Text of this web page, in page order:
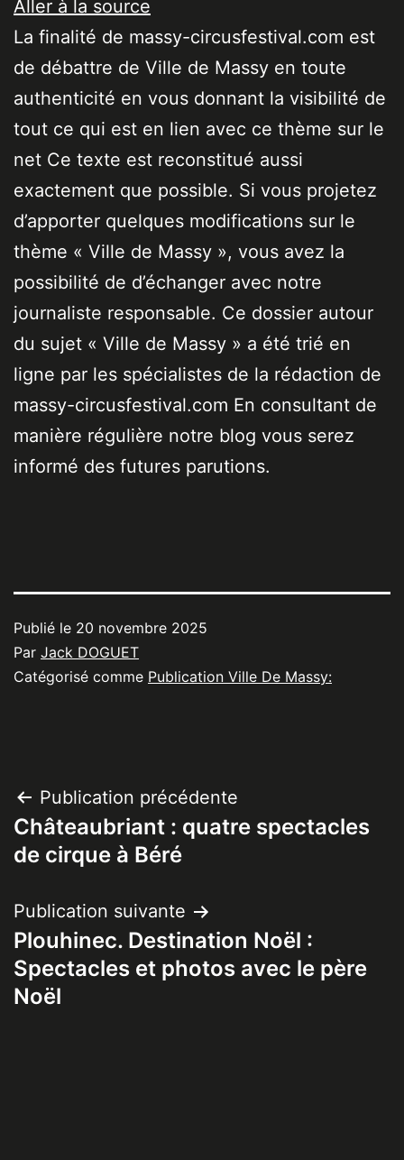
Aller à la source
La finalité de massy-circusfestival.com est
de débattre de Ville de Massy en toute
authenticité en vous donnant la visibilité de
tout ce qui est en lien avec ce thème sur le
net Ce texte est reconstitué aussi
exactement que possible. Si vous projetez
d’apporter quelques modifications sur le
thème « Ville de Massy », vous avez la
possibilité de d’échanger avec notre
journaliste responsable. Ce dossier autour
du sujet « Ville de Massy » a été trié en
ligne par les spécialistes de la rédaction de
massy-circusfestival.com En consultant de
manière régulière notre blog vous serez
informé des futures parutions.
Publié le 20 novembre 2025
Par Jack DOGUET
Catégorisé comme Publication Ville De Massy:
Navigation
de
Publication précédente
Châteaubriant : quatre spectacles
de cirque à Béré
Publication suivante
Plouhinec. Destination Noël :
Spectacles et photos avec le père
Noël